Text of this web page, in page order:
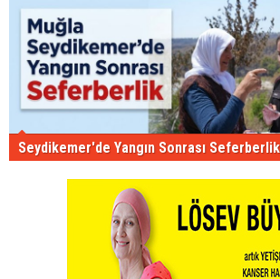
Seydikemer'de Yangın Sonrası Seferberlik